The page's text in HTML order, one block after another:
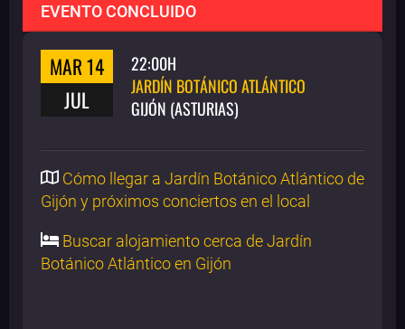
EVENTO CONCLUIDO
MAR 14
JUL
22:00H
JARDÍN BOTÁNICO ATLÁNTICO
GIJÓN (ASTURIAS)
Cómo llegar a Jardín Botánico Atlántico de
Gijón y próximos conciertos en el local
Buscar alojamiento cerca de Jardín
Botánico Atlántico en Gijón